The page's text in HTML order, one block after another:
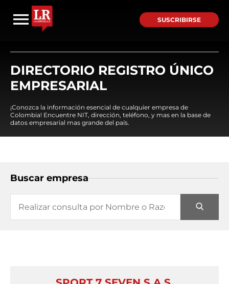
SUSCRIBIRSE
DIRECTORIO REGISTRO ÚNICO
EMPRESARIAL
¡Conozca la información esencial de cualquier empresa de
Colombia! Encuentre NIT, dirección, teléfono, y mas en la base de
datos empresarial mas grande del país.
Buscar empresa